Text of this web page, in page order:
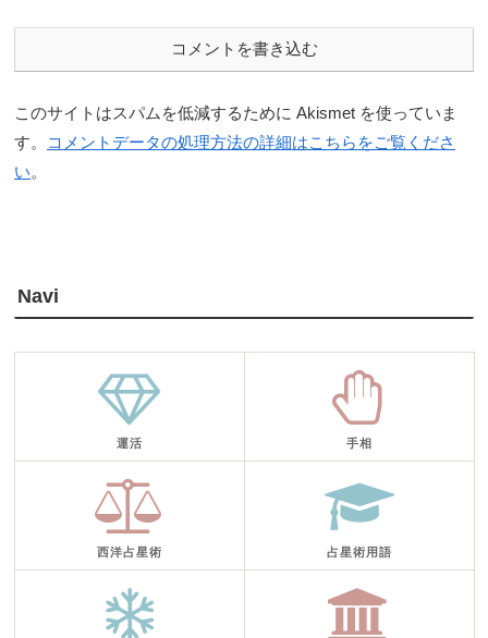
コメントを書き込む
このサイトはスパムを低減するために Akismet を使っていま
す。
コメントデータの処理方法の詳細はこちらをご覧くださ
い。
Navi
運活 手相
西洋占星術 占星術用語